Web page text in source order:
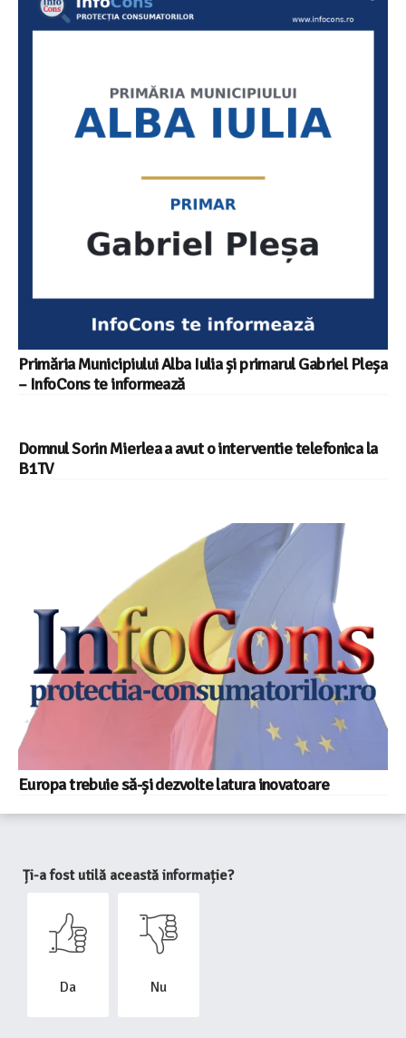
Primăria Municipiului Alba Iulia și primarul Gabriel Pleșa
– InfoCons te informează
Domnul Sorin Mierlea a avut o interventie telefonica la
B1TV
Europa trebuie să-și dezvolte latura inovatoare
Ți-a fost utilă această informație?
Da Nu